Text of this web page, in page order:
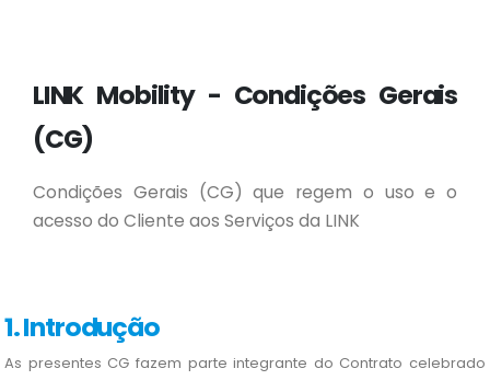
LINK Mobility - Condições Gerais
(CG)
Condições Gerais (CG) que regem o uso e o
acesso do Cliente aos Serviços da LINK
1. Introdução
As presentes CG fazem parte integrante do Contrato celebrado